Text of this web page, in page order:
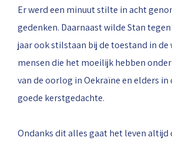
Er werd een minuut stilte in acht
gedenken. Daarnaast wilde Stan
jaar ook stilstaan bij de toestand in de
mensen die het moeilijk hebben
van de oorlog in Oekraïne en elders in
goede kerstgedachte.
Ondanks dit alles gaat het leven altijd